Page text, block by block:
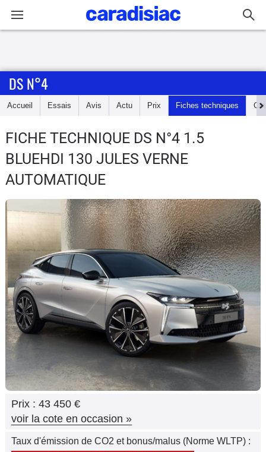
Accueil
Essais
Guide
d'achat
Utilitaires
Flottes
Auto
Services
Forum
Moto
Marques
DS N°4
Accueil Essais Avis Actu Prix Fiches techniques
FICHE TECHNIQUE DS N°4 1.5
BLUEHDI 130 JULES VERNE
AUTOMATIQUE
Prix : 43 450 €
voir la cote en occasion »
Taux d'émission de CO2 et bonus/malus (Norme WLTP) :